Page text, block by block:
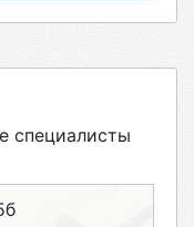
специалисты